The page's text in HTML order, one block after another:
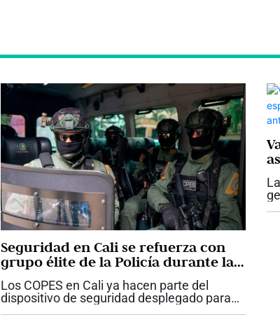
Seguridad en Cali se refuerza con
grupo élite de la Policía durante la
posesión presidencial
Los COPES en Cali ya hacen parte del
dispositivo de seguridad desplegado para